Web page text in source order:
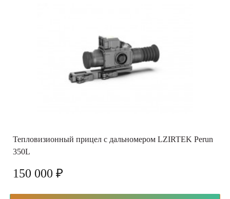
Тепловизионный прицел с дальномером LZIRTEK Perun
350L
150 000 ₽